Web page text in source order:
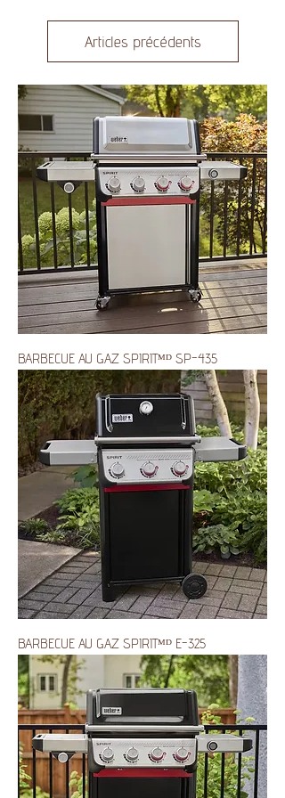
Articles précédents
BARBECUE AU GAZ SPIRITᴹᴰ SP-435
BARBECUE AU GAZ SPIRITᴹᴰ E-325